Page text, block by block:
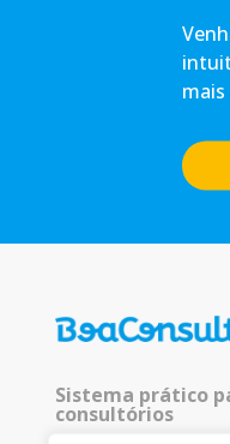
Sistema prático
consultórios